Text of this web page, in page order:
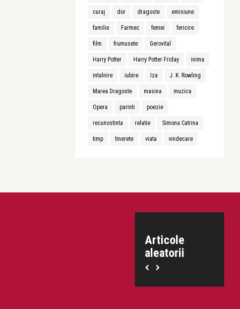
curaj dor dragoste emisiune
familie Farmec femei fericire
film frumusete Gerovital
Harry Potter Harry Potter Friday inima
intalnire iubire Iza J. K. Rowling
Marea Dragoste masina muzica
Opera parinti poezie
recunostinta relatie Simona Catrina
timp tinerete viata vindecare
Articole
aleatorii